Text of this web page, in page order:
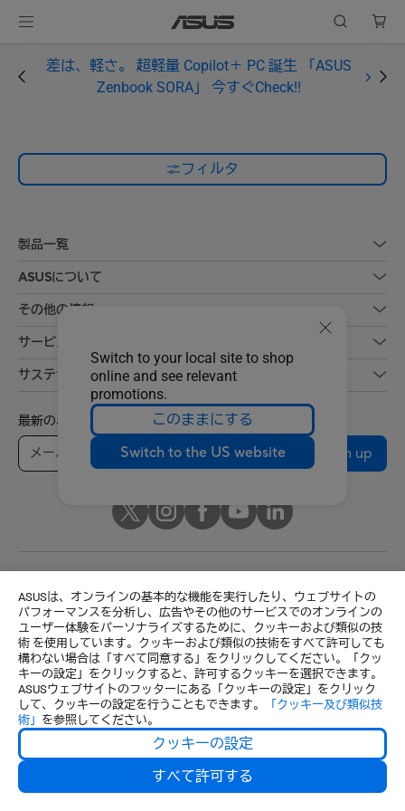
ASUSは、オンラインの基本的な機能を実行したり、ウェブサイトの
パフォーマンスを分析し、広告やその他のサービスでのオンラインの
ユーザー体験をパーソナライズするために、クッキーおよび類似の技
術 を使用しています。クッキーおよび類似の技術をすべて許可しても
構わない場合は「すべて同意する」をクリックしてください。「クッ
キーの設定」をクリックすると、許可するクッキーを選択できます。
ASUSウェブサイトのフッターにある「クッキーの設定」をクリック
して、クッキーの設定を行うこともできます。
「クッキー及び類似技
術」 を参照してください。
クッキーの設定
すべて許可する
Switch to your local site to shop
online and see relevant
promotions.
このままにする
Switch to the US website
差は、軽さ。 超軽量 Copilot＋ PC 誕生 「ASUS
Zenbook SORA」 今すぐCheck!!
フィルタ
製品一覧
ASUSについて
その他の情報
サービス
サステナビリティ
最新のお得情報などを手に入れよう
Sign up
© ASUSTeK Computer Inc. All rights reserved.
ご利用条件
個人情報保護方針
特定商取引法に基づく表記
クッキーの設定